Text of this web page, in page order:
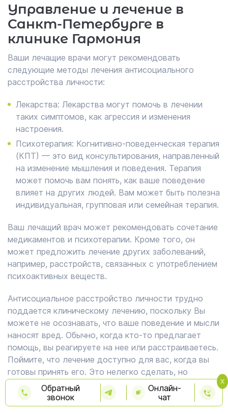
Управление и лечение в
Санкт-Петербурге в
клинике Гармония
Ваши лечащие врачи могут рекомендовать
следующие методы лечения антисоциального
расстройства личности:
Лекарства: Лекарства могут помочь в лечении
таких симптомов, как агрессия и изменения
настроения.
Психотерапия: Когнитивно-поведенческая терапия
(КПТ) — это вид консультирования, направленный
на изменение мышления и поведения. Терапия
может помочь вам понять, как ваше поведение
влияет на других людей. Вам может быть полезна
индивидуальная, групповая или семейная терапия.
Ваш лечащий врач может рекомендовать сочетание
медикаментов и психотерапии. Кроме того, он
может предложить лечение других заболеваний,
например, расстройств, связанных с употреблением
психоактивных веществ.
Антисоциальное расстройство личности трудно
поддается клиническому лечению, поскольку Вы
можете не осознавать, что ваше поведение и мысли
наносят вред. Обычно, когда кто-то предлагает
помощь, вы реагируете на нее или расстраиваетесь.
Поймите, что лечение доступно для вас, когда вы
готовы принять его. Это нелегко сделать, но
лечение может обезопасить вас и защитить
окружающих.
Обратный
звонок
Онлайн-
чат